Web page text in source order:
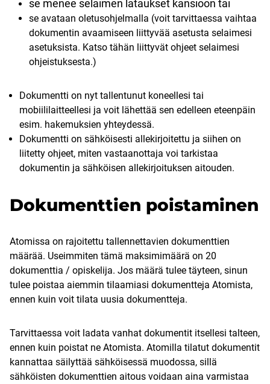
se menee selaimen lataukset kansioon tai
se avataan oletusohjelmalla (voit tarvittaessa vaihtaa
dokumentin avaamiseen liittyvää asetusta selaimesi
asetuksista. Katso tähän liittyvät ohjeet selaimesi
ohjeistuksesta.)
Dokumentti on nyt tallentunut koneellesi tai
mobiililaitteellesi ja voit lähettää sen edelleen eteenpäin
esim. hakemuksien yhteydessä.
Dokumentti on sähköisesti allekirjoitettu ja siihen on
liitetty ohjeet, miten vastaanottaja voi tarkistaa
dokumentin ja sähköisen allekirjoituksen aitouden.
Dokumenttien poistaminen
Atomissa on rajoitettu tallennettavien dokumenttien
määrää. Useimmiten tämä maksimimäärä on 20
dokumenttia / opiskelija. Jos määrä tulee täyteen, sinun
tulee poistaa aiemmin tilaamiasi dokumentteja Atomista,
ennen kuin voit tilata uusia dokumentteja.
Tarvittaessa voit ladata vanhat dokumentit itsellesi talteen,
ennen kuin poistat ne Atomista. Atomilla tilatut dokumentit
kannattaa säilyttää sähköisessä muodossa, sillä
sähköisten dokumenttien aitous voidaan aina varmistaa